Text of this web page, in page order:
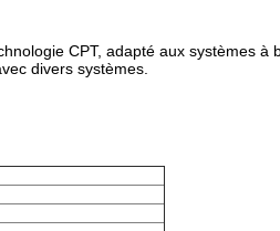
CPT, adapté aux systèmes à
divers systèmes.